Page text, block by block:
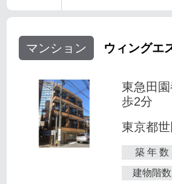
マンション ウィングエ
東急田
歩2分
東京都
築 年 数
建物階数